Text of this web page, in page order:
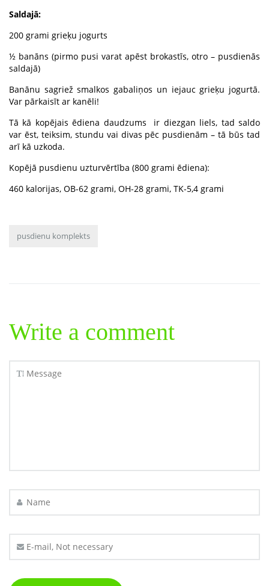
Saldajā:
200 grami grieķu jogurts
½ banāns (pirmo pusi varat apēst brokastīs, otro – pusdienās
saldajā)
Banānu sagriež smalkos gabaliņos un iejauc grieķu jogurtā.
Var pārkaisīt ar kanēli!
Tā kā kopējais ēdiena daudzums ir diezgan liels, tad saldo
var ēst, teiksim, stundu vai divas pēc pusdienām – tā būs tad
arī kā uzkoda.
Kopējā pusdienu uzturvērtība (800 grami ēdiena):
460 kalorijas, OB-62 grami, OH-28 grami, TK-5,4 grami
pusdienu komplekts
Write a comment